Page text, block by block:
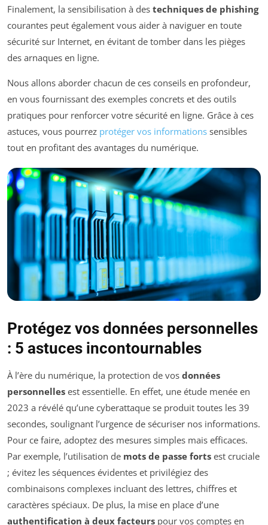
Finalement, la sensibilisation à des techniques de phishing
courantes peut également vous aider à naviguer en toute
sécurité sur Internet, en évitant de tomber dans les pièges
des arnaques en ligne.
Nous allons aborder chacun de ces conseils en profondeur,
en vous fournissant des exemples concrets et des outils
pratiques pour renforcer votre sécurité en ligne. Grâce à ces
astuces, vous pourrez protéger vos informations sensibles
tout en profitant des avantages du numérique.
Protégez vos données personnelles
: 5 astuces incontournables
À l’ère du numérique, la protection de vos données
personnelles est essentielle. En effet, une étude menée en
2023 a révélé qu’une cyberattaque se produit toutes les 39
secondes, soulignant l’urgence de sécuriser nos informations.
Pour ce faire, adoptez des mesures simples mais efficaces.
Par exemple, l’utilisation de mots de passe forts est cruciale
; évitez les séquences évidentes et privilégiez des
combinaisons complexes incluant des lettres, chiffres et
caractères spéciaux. De plus, la mise en place d’une
authentification à deux facteurs pour vos comptes en